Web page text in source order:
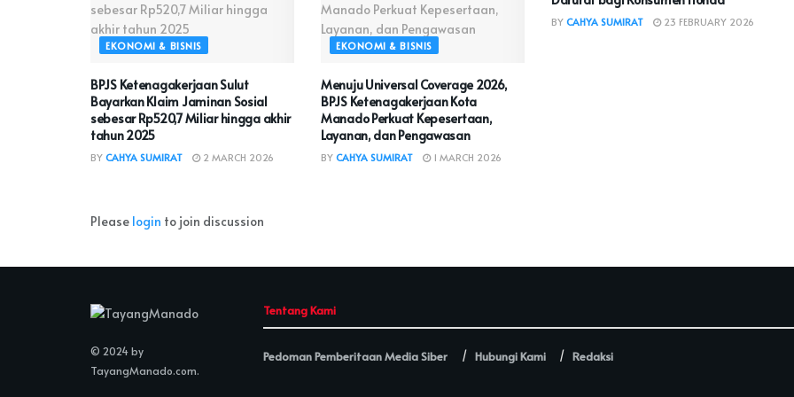
EKONOMI & BISNIS
BPJS Ketenagakerjaan Sulut
Bayarkan Klaim Jaminan Sosial
sebesar Rp520,7 Miliar hingga akhir
tahun 2025
BY CAHYA SUMIRAT 2 MARCH 2026
EKONOMI & BISNIS
Menuju Universal Coverage 2026,
BPJS Ketenagakerjaan Kota
Manado Perkuat Kepesertaan,
Layanan, dan Pengawasan
BY CAHYA SUMIRAT 1 MARCH 2026
BY CAHYA SUMIRAT 23 FEBRUARY 2026
Please login to join discussion
© 2024 by
TayangManado.com.
Tentang Kami
Pedoman Pemberitaan Media Siber Hubungi Kami Redaksi